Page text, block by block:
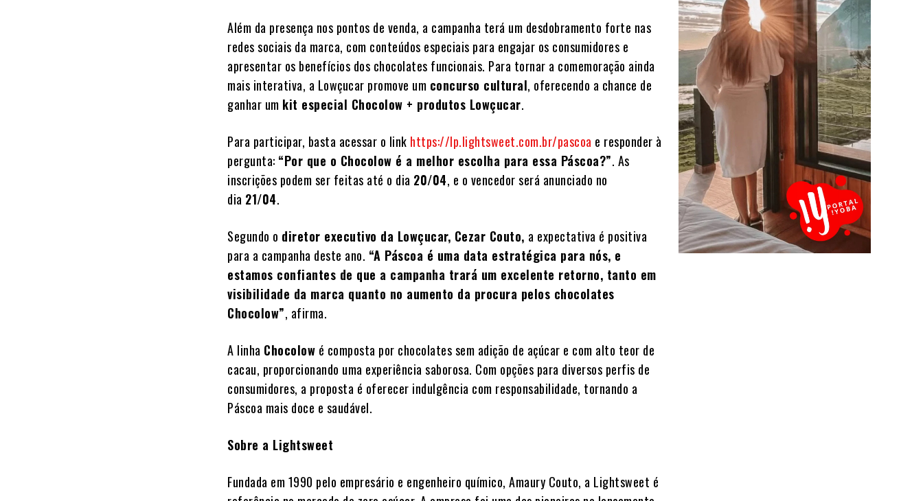
Além da presença nos pontos de venda, a campanha terá um desdobramento forte nas
redes sociais da marca, com conteúdos especiais para engajar os consumidores e
apresentar os benefícios dos chocolates funcionais. Para tornar a comemoração ainda
mais interativa, a Lowçucar promove um concurso cultural, oferecendo a chance de
ganhar um kit especial Chocolow + produtos Lowçucar.
Para participar, basta acessar o link https://lp.lightsweet.com.br/pascoa e responder à
pergunta: “Por que o Chocolow é a melhor escolha para essa Páscoa?”. As
inscrições podem ser feitas até o dia 20/04, e o vencedor será anunciado no
dia 21/04.
Segundo o diretor executivo da Lowçucar, Cezar Couto, a expectativa é positiva
para a campanha deste ano. “A Páscoa é uma data estratégica para nós, e
estamos confiantes de que a campanha trará um excelente retorno, tanto em
visibilidade da marca quanto no aumento da procura pelos chocolates
Chocolow”, afirma.
A linha Chocolow é composta por chocolates sem adição de açúcar e com alto teor de
cacau, proporcionando uma experiência saborosa. Com opções para diversos perfis de
consumidores, a proposta é oferecer indulgência com responsabilidade, tornando a
Páscoa mais doce e saudável.
Sobre a Lightsweet
Fundada em 1990 pelo empresário e engenheiro químico, Amaury Couto, a Lightsweet é